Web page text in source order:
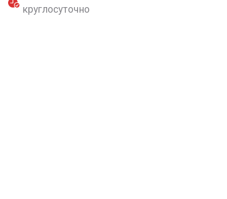
круглосуточно